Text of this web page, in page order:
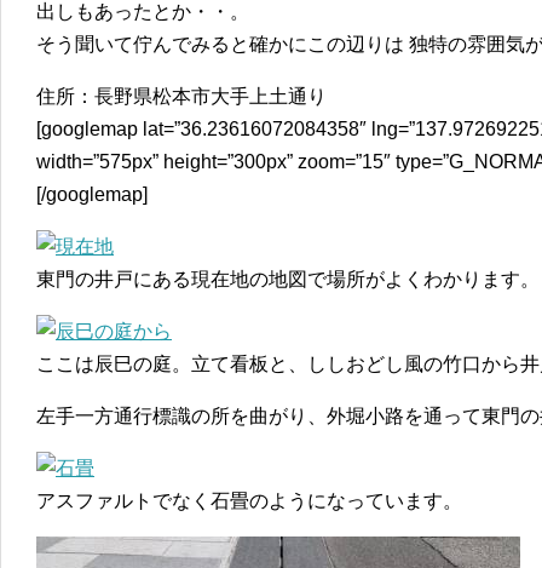
出しもあったとか・・。
そう聞いて佇んでみると確かにこの辺りは 独特の雰囲気
住所：長野県松本市大手上土通り
[googlemap lat=”36.23616072084358″
width=”575px” height=”300px” zoom=”15″
[/googlemap]
東門の井戸にある現在地の地図で場所がよくわかります。
ここは辰巳の庭。立て看板と、ししおどし風の竹口から
左手一方通行標識の所を曲がり、外堀小路を通って東門
アスファルトでなく石畳のようになっています。